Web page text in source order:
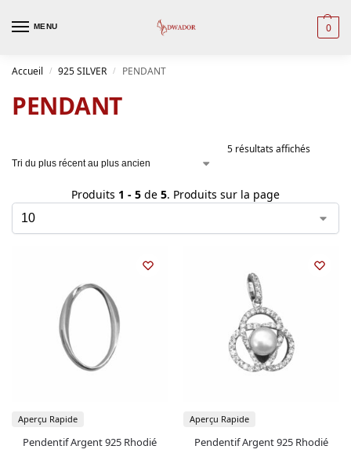
MENU 0
Accueil / 925 SILVER / PENDANT
PENDANT
5 résultats affichés
Produits 1 - 5 de 5. Produits sur la page
Pendentif Argent 925 Rhodié
Aperçu Rapide
Pendentif Argent 925 Rhodié
Aperçu Rapide